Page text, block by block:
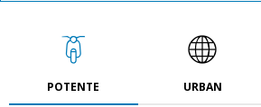
POTENTE URBAN